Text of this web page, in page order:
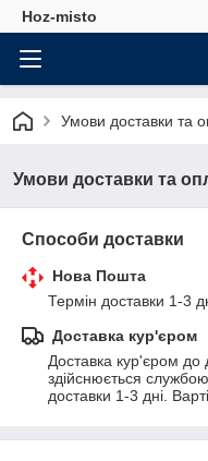
Hoz-misto
Умови доставки та
Умови доставки та
Способи доставки
Нова Пошта
Термін доставки 1-3
Доставка кур'єром
Доставка кур'єром до
здійснюється
доставки 1-3 дні.